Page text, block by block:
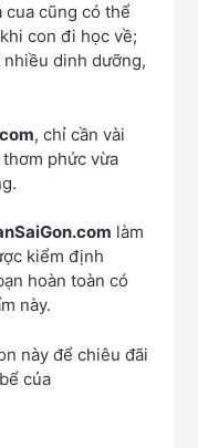
cua cũng có thể
con đi học về;
dinh dưỡng,
, chỉ cần vài
phức vừa
làm
kiểm định
hoàn toàn có
này.
này để chiêu đãi
của